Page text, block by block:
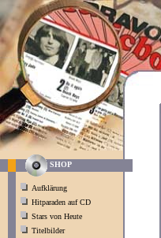
SHOP
Aufklärung
Hitparaden auf CD
Stars von Heute
Titelbilder